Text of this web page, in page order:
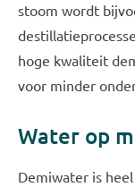
stoom wordt
hoge kwaliteit
voor minder
Water op
Demiwater is